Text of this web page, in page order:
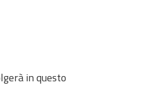
in questo